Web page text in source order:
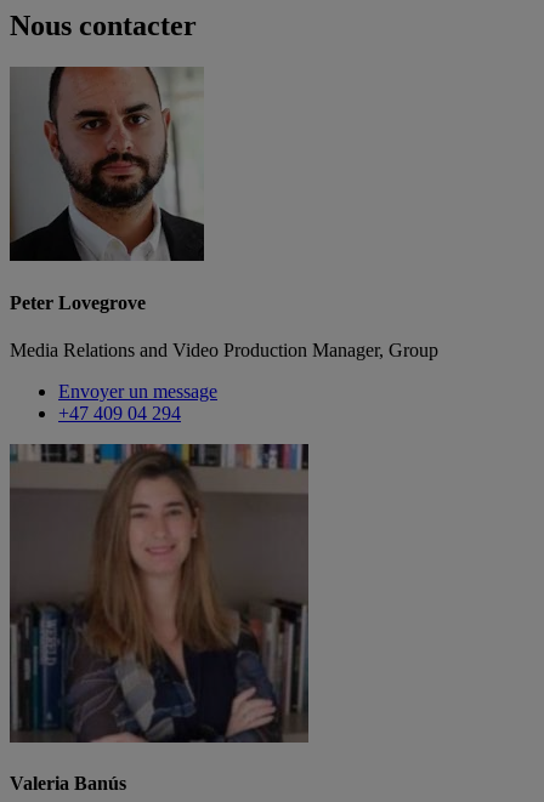
Nous contacter
Peter Lovegrove
Media Relations and Video Production Manager, Group
Envoyer un message
+47 409 04 294
Valeria Banús